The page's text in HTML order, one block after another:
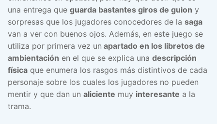
una entrega que guarda bastantes giros de guion y
sorpresas que los jugadores conocedores de la saga
van a ver con buenos ojos. Además, en este juego se
utiliza por primera vez un apartado en los libretos de
ambientación en el que se explica una descripción
física que enumera los rasgos más distintivos de cada
personaje sobre los cuales los jugadores no pueden
mentir y que dan un aliciente muy interesante a la
trama.